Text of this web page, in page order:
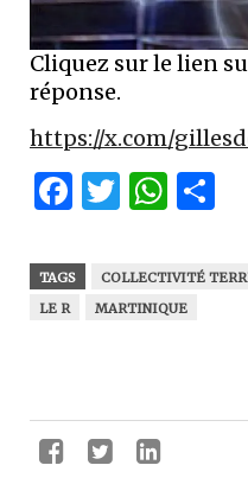
Cliquez sur le lien
réponse.
https://x.com/
Facebook
Twitter
TAGS
COLLECTIVITÉ
LE R
MARTINIQUE